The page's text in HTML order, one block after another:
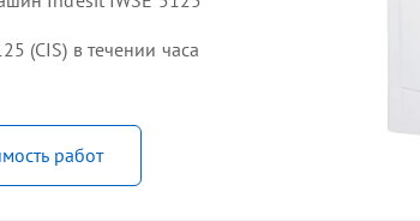
(СIS) в течении часа
работ